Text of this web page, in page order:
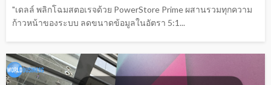
"เดลล์ พลิกโฉมสตอเรจด้วย PowerStore Prime ผสานรวมทุกความ
ก้าวหน้าของระบบ ลดขนาดข้อมูลในอัตรา 5:1...